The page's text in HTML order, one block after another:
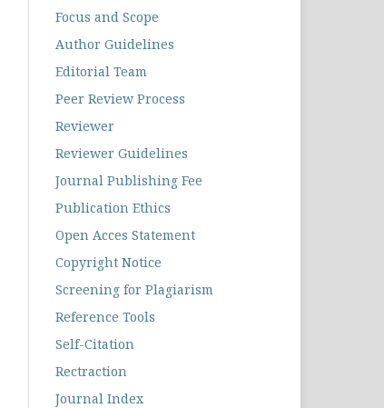
Focus and Scope
Author Guidelines
Editorial Team
Peer Review Process
Reviewer
Reviewer Guidelines
Journal Publishing Fee
Publication Ethics
Open Acces Statement
Copyright Notice
Screening for Plagiarism
Reference Tools
Self-Citation
Rectraction
Journal Index